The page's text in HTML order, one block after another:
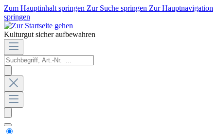
Zum Hauptinhalt springen Zur Suche springen Zur Hauptnavigation
springen
Kulturgut sicher aufbewahren